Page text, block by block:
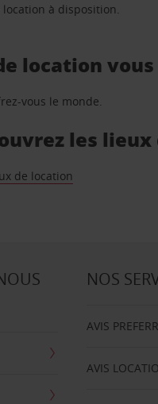
à disposition.
location
vous le monde.
les
de location
NOS
AVIS
AVIS